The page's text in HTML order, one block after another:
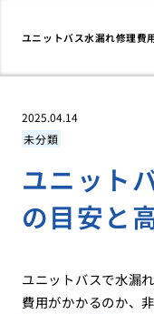
ユニットバス水漏れ修理費
2025.04.14
未分類
ユニット
の目安と
ユニットバスで水漏
費用がかかるのか、